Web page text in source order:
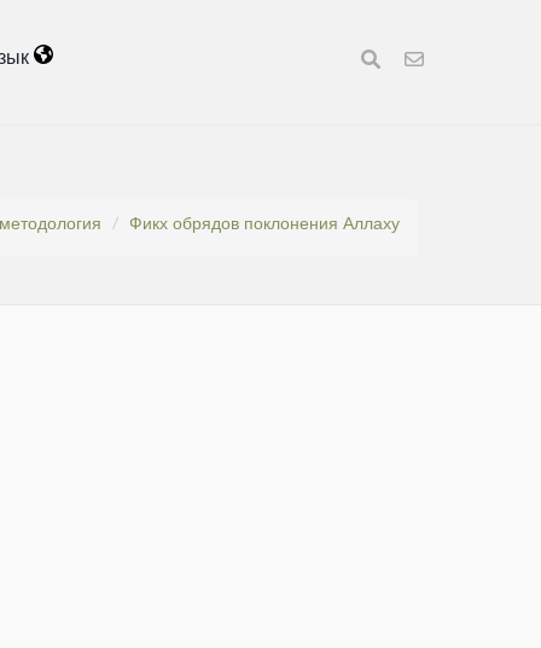
Фикх обрядов поклонения Аллаху